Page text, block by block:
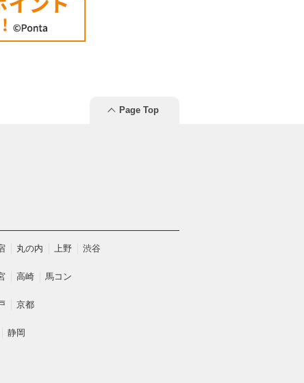
Page Top
丸の内 上野 渋谷
高崎 馬コン
京都
静岡